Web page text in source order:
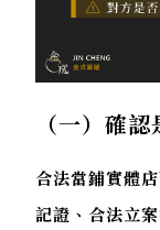
（一）確
合法當鋪實體
記證、合法立